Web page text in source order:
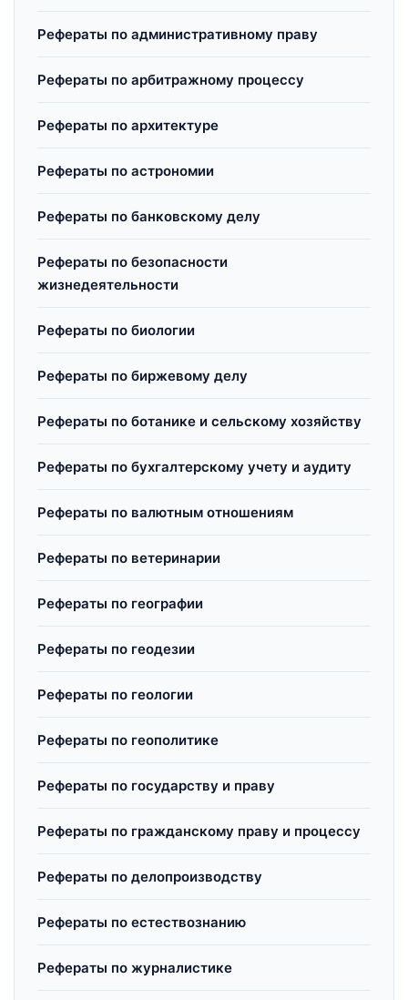
Рефераты по административному праву
Рефераты по арбитражному процессу
Рефераты по архитектуре
Рефераты по астрономии
Рефераты по банковскому делу
Рефераты по безопасности
жизнедеятельности
Рефераты по биологии
Рефераты по биржевому делу
Рефераты по ботанике и сельскому хозяйству
Рефераты по бухгалтерскому учету и аудиту
Рефераты по валютным отношениям
Рефераты по ветеринарии
Рефераты по географии
Рефераты по геодезии
Рефераты по геологии
Рефераты по геополитике
Рефераты по государству и праву
Рефераты по гражданскому праву и процессу
Рефераты по делопроизводству
Рефераты по естествознанию
Рефераты по журналистике